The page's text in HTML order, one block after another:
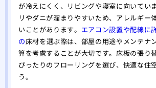
が冷えにくく、リビングや寝室に向いてい
リやダニが溜まりやすいため、アレルギー
いことがあります。 エアコン設置や配線に
の床材を選ぶ際は、部屋の用途やメンテナ
算を考慮することが大切です。床板の張り
ぴったりのフローリングを選び、快適な住
う。